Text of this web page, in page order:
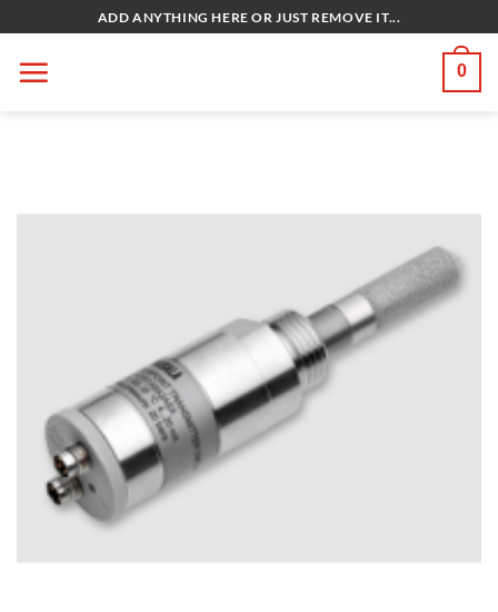
qua
nội
ADD ANYTHING HERE OR JUST REMOVE IT...
0